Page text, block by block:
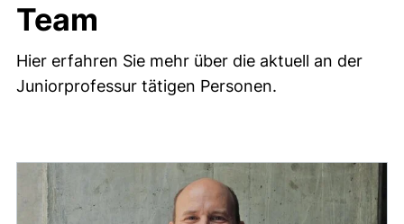
Team
Hier erfahren Sie mehr über die aktuell an der
Juniorprofessur tätigen Personen.